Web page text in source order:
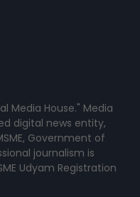
Media House." Media
digital news entity,
Government of
journalism is
Udyam Registration